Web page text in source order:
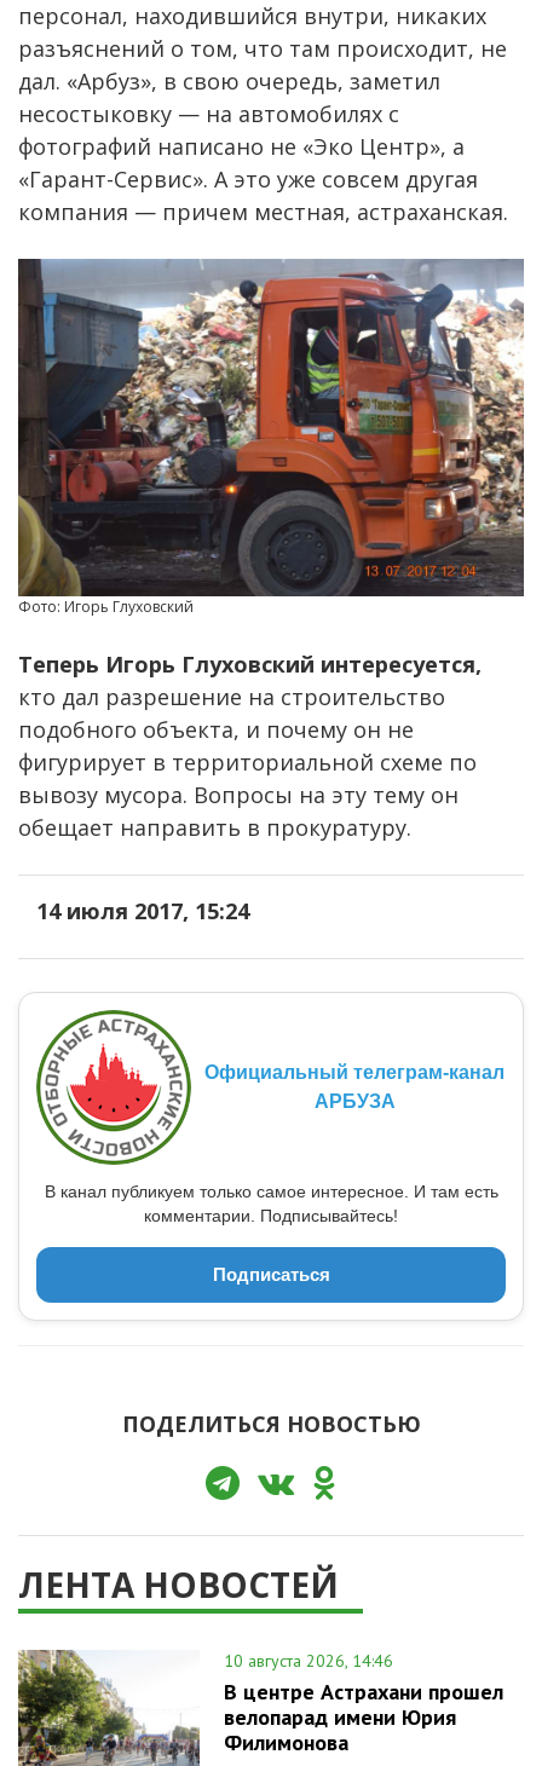
персонал, находившийся внутри, никаких
разъяснений о том, что там происходит, не
дал. «Арбуз», в свою очередь, заметил
несостыковку — на автомобилях с
фотографий написано не «Эко Центр», а
«Гарант-Сервис». А это уже совсем другая
компания — причем местная, астраханская.
Фото: Игорь Глуховский
Теперь Игорь Глуховский интересуется,
кто дал разрешение на строительство
подобного объекта, и почему он не
фигурирует в территориальной схеме по
вывозу мусора. Вопросы на эту тему он
обещает направить в прокуратуру.
14 июля 2017, 15:24
Официальный телеграм-канал
АРБУЗА
В канал публикуем только самое интересное. И там есть
комментарии. Подписывайтесь!
Подписаться
ПОДЕЛИТЬСЯ НОВОСТЬЮ
ЛЕНТА НОВОСТЕЙ
10 августа 2026, 14:46
В центре Астрахани прошел
велопарад имени Юрия
Филимонова